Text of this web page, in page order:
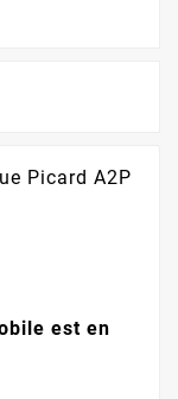
Picard A2P
est en